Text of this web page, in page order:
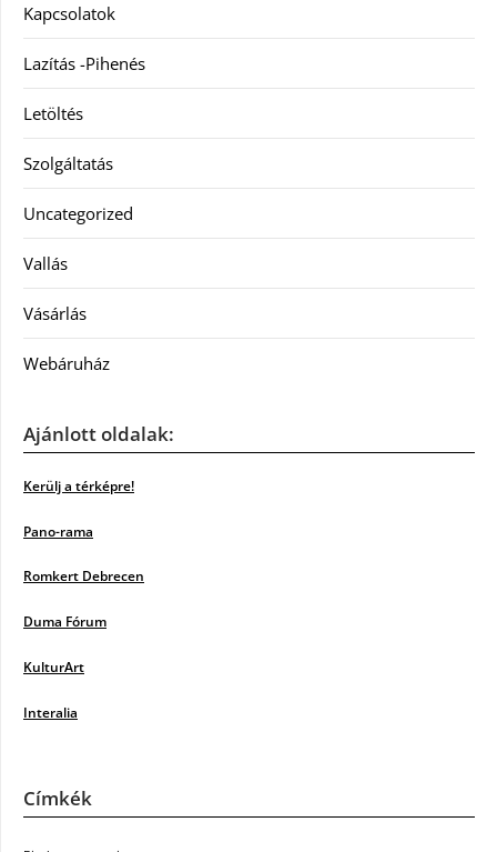
Kapcsolatok
Lazítás -Pihenés
Letöltés
Szolgáltatás
Uncategorized
Vallás
Vásárlás
Webáruház
Ajánlott oldalak:
Kerülj a térképre!
Pano-rama
Romkert Debrecen
Duma Fórum
KulturArt
Interalia
Címkék